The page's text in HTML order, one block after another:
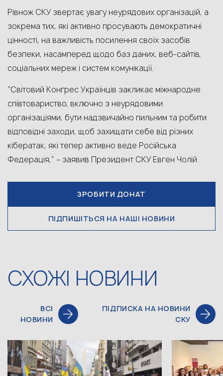
Рівнож СКУ звертає увагу неурядових організацій, а
зокрема тих, які активно просувають демократичні
цінності, на важливість посилення своїх засобів
безпеки, насамперед щодо баз даних, веб-сайтів,
соціальних мереж і систем комунікації.
“Світовий Конґрес Українців закликає міжнародне
співтовариство, включно з неурядовими
організаціями, бути надзвичайно пильним та робити
відповідні заходи, щоб захищати себе від різних
кібератак, які тепер активно веде Російська
Федерація,” – заявив Президент СКУ Евген Чолій.
ЗРОБИТИ ДОНАТ
ПІДПИШІТЬСЯ НА НАШІ НОВИНИ
СХОЖІ НОВИНИ
ВСІ
НОВИНИ
ПІДПИСКА НА НОВИНИ
СКУ